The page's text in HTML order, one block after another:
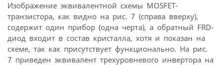
Изображение эквивалентной схемы MOSFET-
транзистора, как видно на рис. 7 (справа вверху),
содержит один прибор (одна черта), а обратный FRD-
диод входит в состав кристалла, хотя и показан на
схеме, так как присутствует функционально. На рис.
7 приведен эквивалент трехуровневого инвертора на